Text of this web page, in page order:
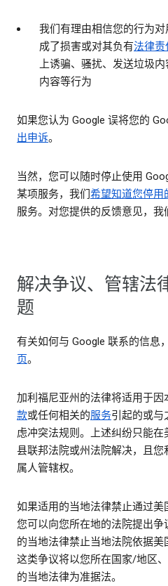
我们有理由相信您的行为
成了损害或对其负有法律责
上诱骗、骚扰、发送垃圾
内容等行为
如果您认为 Google 误将您的
出申诉。
当然，您可以随时停止使用
某项服务，我们希望知道您停用
服务。对您提供的反馈意见，我
解决争议、管辖法
题
有关如何与 Google 联系的信息
页。
加利福尼亚州的法律将适用于因
款或任何相关的服务引起的或与
虑冲突法规则。上述纠纷只能
县联邦法院或州法院解决，且您
属人管辖权。
如果适用的当地法律禁止通过美
您可以向您所在地的法院提出争
的当地法律禁止当地法院依据美
这类争议将以您所在国家/地区
的当地法律为准据法。